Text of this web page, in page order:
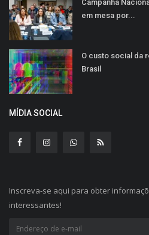
Campanha
em mesa por...
O custo social da
Brasil
MÍDIA SOCIAL
Inscreva-se aqui para obter
interessantes!